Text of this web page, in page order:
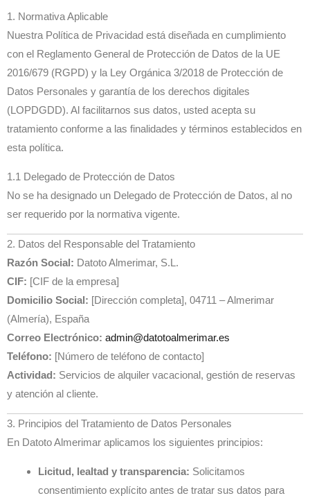
1. Normativa Aplicable
Nuestra Política de Privacidad está diseñada en cumplimiento
con el Reglamento General de Protección de Datos de la UE
2016/679 (RGPD) y la Ley Orgánica 3/2018 de Protección de
Datos Personales y garantía de los derechos digitales
(LOPDGDD). Al facilitarnos sus datos, usted acepta su
tratamiento conforme a las finalidades y términos establecidos en
esta política.
1.1 Delegado de Protección de Datos
No se ha designado un Delegado de Protección de Datos, al no
ser requerido por la normativa vigente.
2. Datos del Responsable del Tratamiento
Razón Social: Datoto Almerimar, S.L.
CIF: [CIF de la empresa]
Domicilio Social: [Dirección completa], 04711 – Almerimar
(Almería), España
Correo Electrónico: admin@datotoalmerimar.es
Teléfono: [Número de teléfono de contacto]
Actividad: Servicios de alquiler vacacional, gestión de reservas
y atención al cliente.
3. Principios del Tratamiento de Datos Personales
En Datoto Almerimar aplicamos los siguientes principios:
Licitud, lealtad y transparencia: Solicitamos
consentimiento explícito antes de tratar sus datos para